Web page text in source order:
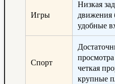
Игры
Низкая
движения
удобные
Спорт
четкая
крупные